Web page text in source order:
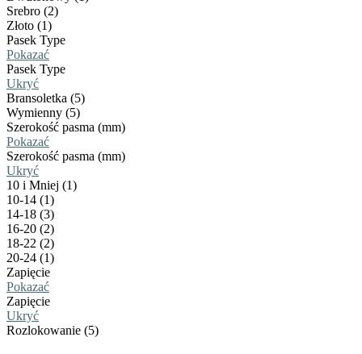
Srebro (2)
Złoto (1)
Pasek Type
Pokazać
Pasek Type
Ukryć
Bransoletka (5)
Wymienny (5)
Szerokość pasma (mm)
Pokazać
Szerokość pasma (mm)
Ukryć
10 i Mniej (1)
10-14 (1)
14-18 (3)
16-20 (2)
18-22 (2)
20-24 (1)
Zapięcie
Pokazać
Zapięcie
Ukryć
Rozlokowanie (5)